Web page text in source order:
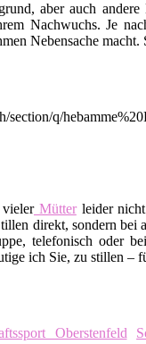
aber auch
Nachwuchs. Je
Nebensache
section/q/
Mütterleider
direkt, sondern
telefonisch oder
ich Sie, zu stillen –
Oberstenfeld